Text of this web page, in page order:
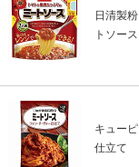
日清製
トソー
キュー
仕立て